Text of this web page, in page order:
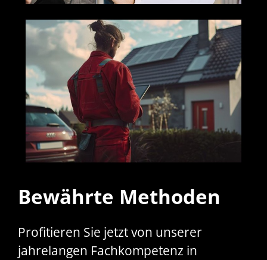
Bewährte Methoden
Profitieren Sie jetzt von unserer
jahrelangen Fachkompetenz in